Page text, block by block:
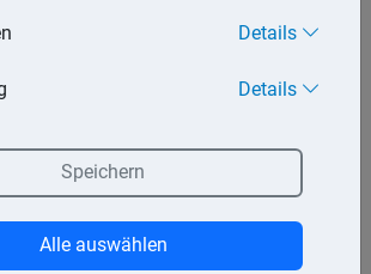
dem BFH machten die Kläger in beiden
gegen einfach-gesetzliches Recht
BW – als auch gegen das
die Auffassungen der
Revisionen in beiden Verfahren als
Eine Vorlage an das
(BVerfG) nach Art. 100 Abs. 1 GG
Baden-Württemberg (Art.
Details
Details
Speichern
Alle auswählen